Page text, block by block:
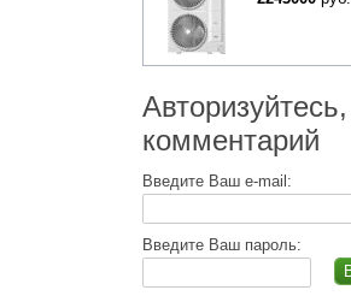
комментарий
Введите Ваш e-mail:
Введите Ваш пароль: